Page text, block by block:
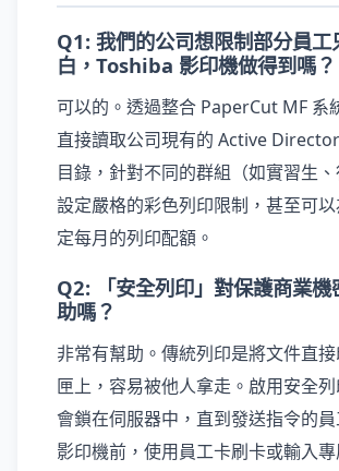
Q1: 我們的公司想限制部分員工
白，Toshiba 影印機做得到嗎？
可以的。透過整合 PaperCut MF 系
直接讀取公司現有的 Active
目錄，針對不同的群組（如實習生、
設定嚴格的彩色列印限制，甚至可
定每月的列印配額。
Q2: 「安全列印」對保護商業機
助嗎？
非常有幫助。傳統列印是將文件直
匣上，容易被他人拿走。啟用安全
會鎖在伺服器中，直到發送指令的
影印機前，使用員工卡刷卡或輸入專